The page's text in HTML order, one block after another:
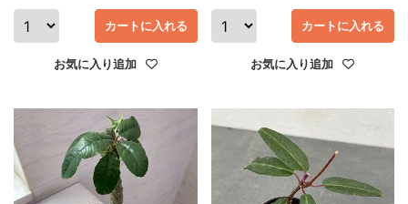
カートに入れる
お気に入り追加
カートに入れる
お気に入り追加